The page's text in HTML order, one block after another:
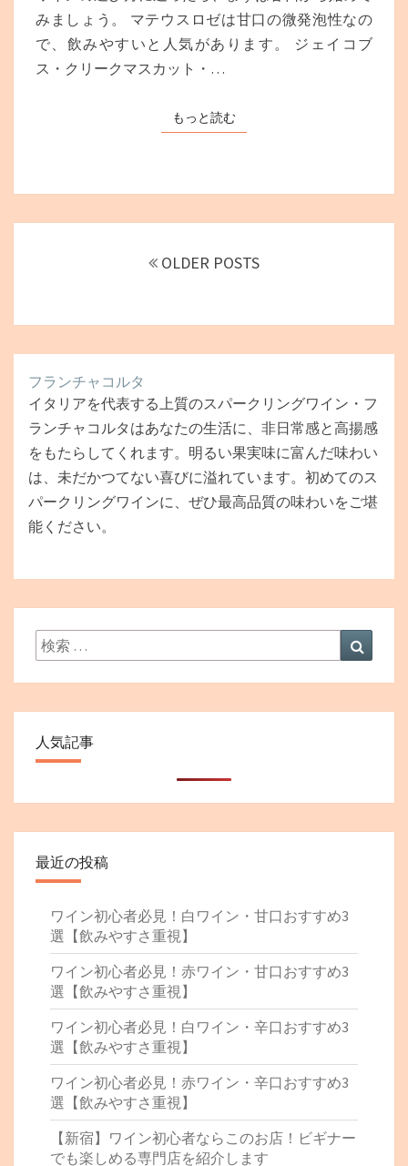
み
や
す
い
ン
＆
く
味
柄
5
選
みましょう。 マテウスロゼは甘口の微発泡性なの
で、飲みやすいと人気があります。 ジェイコブ
ス・クリークマスカット・…
もっと読むもっと読む
ゲ
ョ
ン
OLDER POSTS
フランチャコルタ
イタリアを代表する上質のスパークリングワイン・フ
ランチャコルタはあなたの生活に、非日常感と高揚感
をもたらしてくれます。明るい果実味に富んだ味わい
は、未だかつてない喜びに溢れています。初めてのス
パークリングワインに、ぜひ最高品質の味わいをご堪
能ください。
検
索:
索
人気記事
最近の投稿
ワイン初心者必見！白ワイン・甘口おすすめ3
選【飲みやすさ重視】
ワイン初心者必見！赤ワイン・甘口おすすめ3
選【飲みやすさ重視】
ワイン初心者必見！白ワイン・辛口おすすめ3
選【飲みやすさ重視】
ワイン初心者必見！赤ワイン・辛口おすすめ3
選【飲みやすさ重視】
【新宿】ワイン初心者ならこのお店！ビギナー
でも楽しめる専門店を紹介します